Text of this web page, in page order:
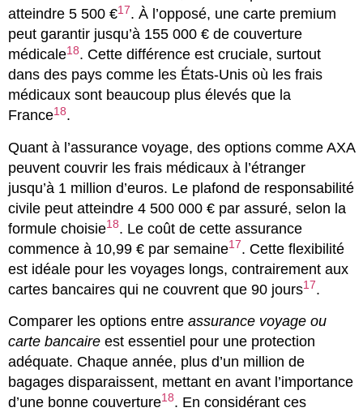
atteindre 5 500 €17. À l’opposé, une carte premium
peut garantir jusqu’à 155 000 € de couverture
médicale18. Cette différence est cruciale, surtout
dans des pays comme les États-Unis où les frais
médicaux sont beaucoup plus élevés que la
France18.
Quant à l’assurance voyage, des options comme AXA
peuvent couvrir les frais médicaux à l’étranger
jusqu’à 1 million d’euros. Le plafond de responsabilité
civile peut atteindre 4 500 000 € par assuré, selon la
formule choisie18. Le coût de cette assurance
commence à 10,99 € par semaine17. Cette flexibilité
est idéale pour les voyages longs, contrairement aux
cartes bancaires qui ne couvrent que 90 jours17.
Comparer les options entre assurance voyage ou
carte bancaire est essentiel pour une protection
adéquate. Chaque année, plus d’un million de
bagages disparaissent, mettant en avant l’importance
d’une bonne couverture18. En considérant ces